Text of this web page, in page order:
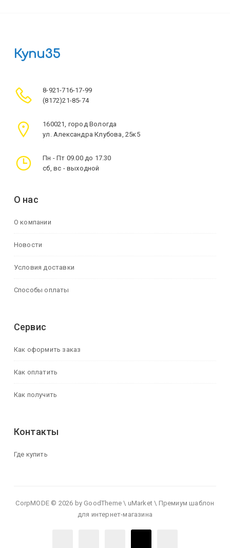
Купи35
8-921-716-17-99
(8172)21-85-74
160021, город Вологда
ул. Александра Клубова, 25к5
Пн - Пт 09.00 до 17.30
сб, вс - выходной
О нас
О компании
Новости
Условия доставки
Способы оплаты
Сервис
Как оформить заказ
Как оплатить
Как получить
Контакты
Где купить
CorpMODE © 2026 by GoodTheme \ uMarket \ Премиум шаблон
для интернет-магазина